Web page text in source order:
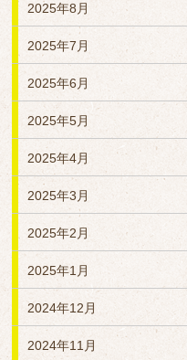
2025年8月
2025年7月
2025年6月
2025年5月
2025年4月
2025年3月
2025年2月
2025年1月
2024年12月
2024年11月